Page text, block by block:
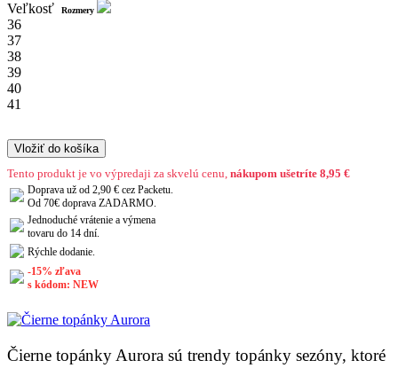
Veľkosť Rozmery
36
37
38
39
40
41
Vložiť do košíka
Tento produkt je vo výpredaji za skvelú cenu, nákupom ušetríte 8,95 €
Doprava už od 2,90 € cez Packetu.
Od 70€ doprava ZADARMO.
Jednoduché vrátenie a výmena
tovaru do 14 dní.
Rýchle dodanie.
-15% zľava
s kódom: NEW
Čierne topánky Aurora sú trendy topánky sezóny, ktoré